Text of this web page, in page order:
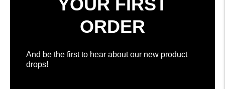
por
Okendo
YOUR FIRST
ORDER
And be the first to hear about our new product
drops!